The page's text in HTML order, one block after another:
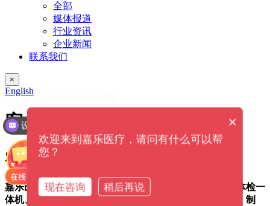
全部
媒体报道
行业资讯
企业新闻
联系我们
×
English
客户案例
客户案例
嘉乐医疗专注于健康小屋设备、健康管理一体机、健康体检一
体机、智能体检机、智慧医疗领域健康管理方案的研发、制
设备价格是多少钱？ ×
欢迎来到嘉乐医疗，请问有什么可以帮
您？
现在咨询 稍后再说